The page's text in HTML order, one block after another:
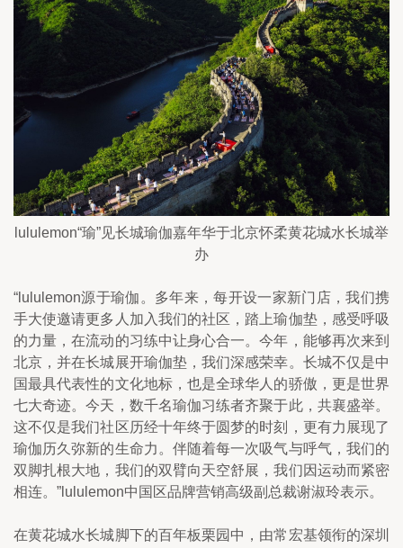
lululemon“瑜”见长城瑜伽嘉年华于北京怀柔黄花城水长城举
办
“lululemon源于瑜伽。多年来，每开设一家新门店，我们携
手大使邀请更多人加入我们的社区，踏上瑜伽垫，感受呼吸
的力量，在流动的习练中让身心合一。今年，能够再次来到
北京，并在长城展开瑜伽垫，我们深感荣幸。长城不仅是中
国最具代表性的文化地标，也是全球华人的骄傲，更是世界
七大奇迹。今天，数千名瑜伽习练者齐聚于此，共襄盛举。
这不仅是我们社区历经十年终于圆梦的时刻，更有力展现了
瑜伽历久弥新的生命力。伴随着每一次吸气与呼气，我们的
双脚扎根大地，我们的双臂向天空舒展，我们因运动而紧密
相连。”lululemon中国区品牌营销高级副总裁谢淑玲表示。
在黄花城水长城脚下的百年板栗园中，由常宏基领衔的深圳